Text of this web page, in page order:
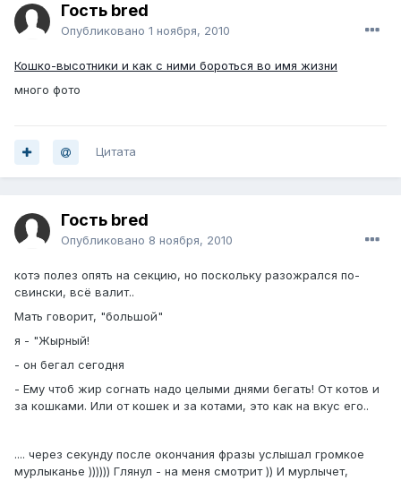
Гость bred
Опубликовано 1 ноября, 2010
Кошко-высотники и как с ними бороться во имя жизни
много фото
Цитата
Гость bred
Опубликовано 8 ноября, 2010
котэ полез опять на секцию, но поскольку разожрался по-
свински, всё валит..
Мать говорит, "большой"
я - "Жырный!
- он бегал сегодня
- Ему чтоб жир согнать надо целыми днями бегать! От котов и
за кошками. Или от кошек и за котами, это как на вкус его..
.... через секунду после окончания фразы услышал громкое
мурлыканье )))))) Глянул - на меня смотрит )) И мурлычет,